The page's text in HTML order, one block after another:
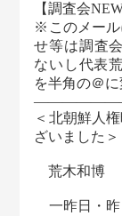
【調査会
※このメール
せ等は調査
ないし代表
を半角の＠
＜北朝鮮人
ざいました＞
荒木和博
一昨日・昨